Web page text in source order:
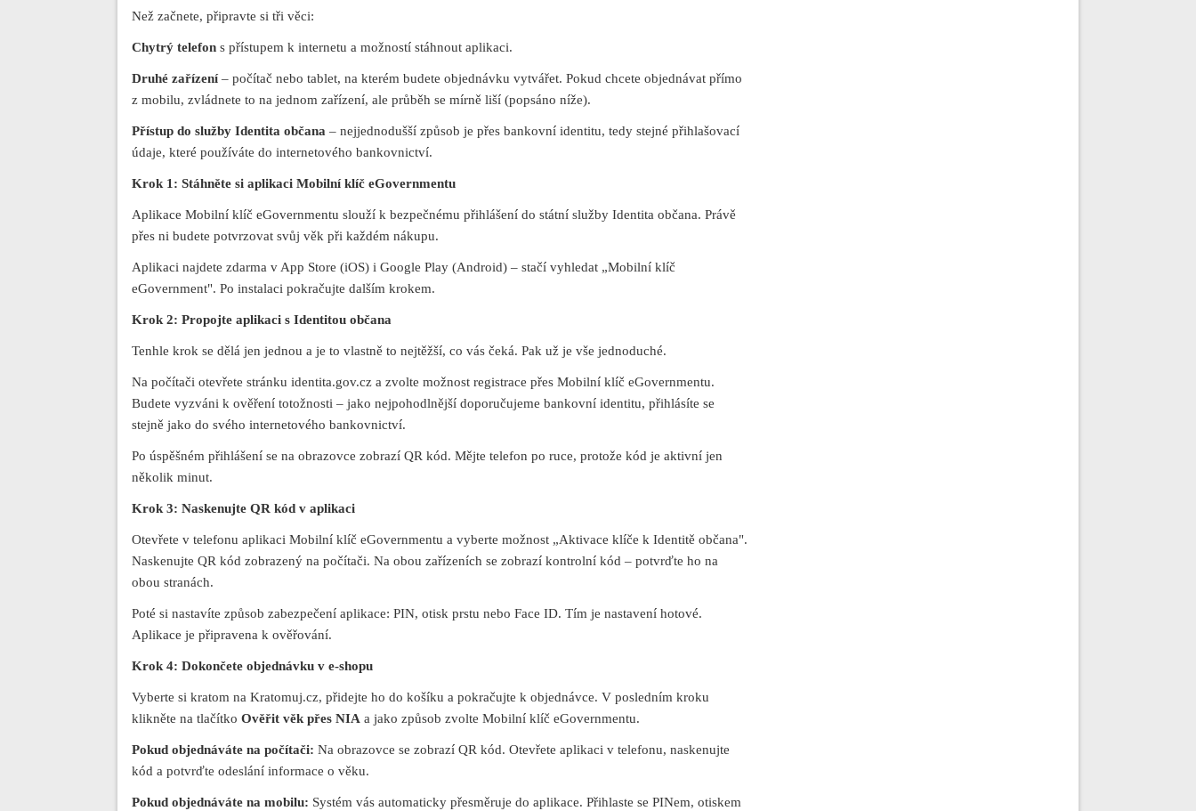
Než začnete, připravte si tři věci:
Chytrý telefon s přístupem k internetu a možností stáhnout aplikaci.
Druhé zařízení– počítač nebo tablet, na kterém budete objednávku vytvářet. Pokud chcete objednávat přímo
z mobilu, zvládnete to na jednom zařízení, ale průběh se mírně liší (popsáno níže).
Přístup do služby Identita občana – nejjednodušší způsob je přes bankovní identitu, tedy stejné přihlašovací
údaje, které používáte do internetového bankovnictví.
Krok 1: Stáhněte si aplikaci Mobilní klíč eGovernmentu
Aplikace Mobilní klíč eGovernmentu slouží k bezpečnému přihlášení do státní služby Identita občana. Právě
přes ni budete potvrzovat svůj věk při každém nákupu.
Aplikaci najdete zdarma v App Store (iOS) i Google Play (Android) – stačí vyhledat „Mobilní klíč
eGovernment". Po instalaci pokračujte dalším krokem.
Krok 2: Propojte aplikaci s Identitou občana
Tenhle krok se dělá jen jednou a je to vlastně to nejtěžší, co vás čeká. Pak už je vše jednoduché.
Na počítači otevřete stránku identita.gov.cz a zvolte možnost registrace přes Mobilní klíč eGovernmentu.
Budete vyzváni k ověření totožnosti – jako nejpohodlnější doporučujeme bankovní identitu, přihlásíte se
stejně jako do svého internetového bankovnictví.
Po úspěšném přihlášení se na obrazovce zobrazí QR kód. Mějte telefon po ruce, protože kód je aktivní jen
několik minut.
Krok 3: Naskenujte QR kód v aplikaci
Otevřete v telefonu aplikaci Mobilní klíč eGovernmentu a vyberte možnost „Aktivace klíče k Identitě občana".
Naskenujte QR kód zobrazený na počítači. Na obou zařízeních se zobrazí kontrolní kód – potvrďte ho na
obou stranách.
Poté si nastavíte způsob zabezpečení aplikace: PIN, otisk prstu nebo Face ID. Tím je nastavení hotové.
Aplikace je připravena k ověřování.
Krok 4: Dokončete objednávku v e-shopu
Vyberte si kratom na Kratomuj.cz, přidejte ho do košíku a pokračujte k objednávce. V posledním kroku
klikněte na tlačítko Ověřit věk přes NIA a jako způsob zvolte Mobilní klíč eGovernmentu.
Pokud objednáváte na počítači: Na obrazovce se zobrazí QR kód. Otevřete aplikaci v telefonu, naskenujte
kód a potvrďte odeslání informace o věku.
Pokud objednáváte na mobilu: Systém vás automaticky přesměruje do aplikace. Přihlaste se PINem, otiskem